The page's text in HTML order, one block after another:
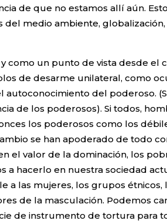
de que no estamos allí aún.
medio ambiente, globalización,
como un punto de vista desde el
de desarme unilateral, como
autoconocimiento del poderoso.
de los poderosos). Si todos,
los poderosos como los
se han apoderado de todo
el valor de la dominación, los
a hacerlo en nuestra sociedad
las mujeres, los grupos étnicos,
de la masculación. Podemos
de instrumento de tortura para